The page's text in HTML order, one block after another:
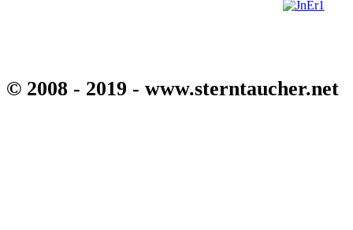
© 2008 - 2019 - www.sterntaucher.net